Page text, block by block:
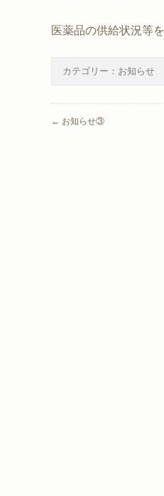
医薬品の供給状況等
カテゴリー： お知らせ
Post navigation
← お知らせ③